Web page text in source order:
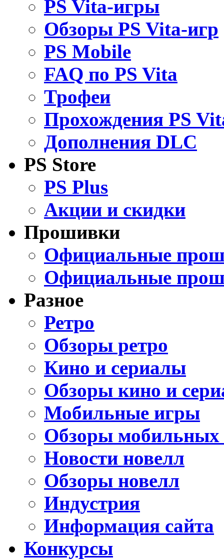
PS Vita-игры
Обзоры PS Vita-игр
PS Mobile
FAQ по PS Vita
Трофеи
Прохождения PS
Дополнения DLC
PS Store
PS Plus
Акции и скидки
Прошивки
Официальные
Официальные
Разное
Ретро
Обзоры ретро
Кино и сериалы
Обзоры кино и
Мобильные игры
Обзоры мобильных
Новости новелл
Обзоры новелл
Индустрия
Информация сайта
Конкурсы